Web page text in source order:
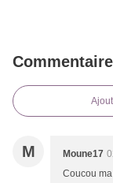
M Moune17
Coucou